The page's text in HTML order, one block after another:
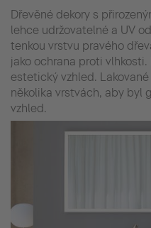
Dřevěné dekory s
lehce udržovatelné a UV
tenkou vrstvu pravého
jako ochrana proti
estetický vzhled.
několika vrstvách, aby byl
vzhled.